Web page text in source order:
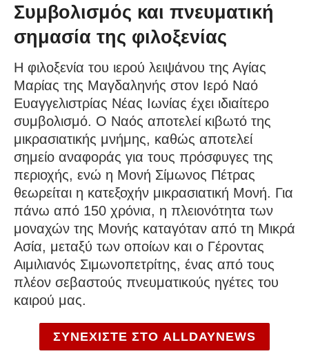
Συμβολισμός και πνευματική
σημασία της φιλοξενίας
Η φιλοξενία του ιερού λειψάνου της Αγίας
Μαρίας της Μαγδαληνής στον Ιερό Ναό
Ευαγγελιστρίας Νέας Ιωνίας έχει ιδιαίτερο
συμβολισμό. Ο Ναός αποτελεί κιβωτό της
μικρασιατικής μνήμης, καθώς αποτελεί
σημείο αναφοράς για τους πρόσφυγες της
περιοχής, ενώ η Μονή Σίμωνος Πέτρας
θεωρείται η κατεξοχήν μικρασιατική Μονή. Για
πάνω από 150 χρόνια, η πλειονότητα των
μοναχών της Μονής καταγόταν από τη Μικρά
Ασία, μεταξύ των οποίων και ο Γέροντας
Αιμιλιανός Σιμωνοπετρίτης, ένας από τους
πλέον σεβαστούς πνευματικούς ηγέτες του
καιρού μας.
ΣΥΝΕΧΙΣΤΕ ΣΤΟ ALLDAYNEWS